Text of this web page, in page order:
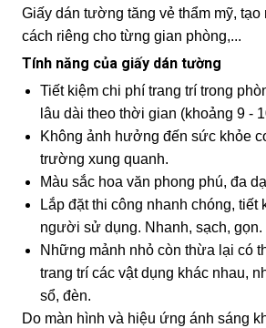
Giấy dán tường tăng vẻ thẩm mỹ, tạo
cách riêng cho từng gian phòng,...
Tính năng của giấy dán tường
Tiết kiệm chi phí trang trí trong
lâu dài theo thời gian (khoảng 9 -
Không ảnh hưởng đến sức khỏe
trường xung quanh.
Màu sắc hoa văn phong phú, đa
Lắp đặt thi công nhanh chóng, tiết
người sử dụng. Nhanh, sạch, gọn.
Những mảnh nhỏ còn thừa lại có
trang trí các vật dụng khác nhau,
sổ, đèn.
Do màn hình và hiệu ứng ánh sáng